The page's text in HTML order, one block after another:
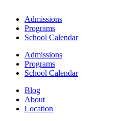
Admissions
Programs
School Calendar
Admissions
Programs
School Calendar
Blog
About
Location